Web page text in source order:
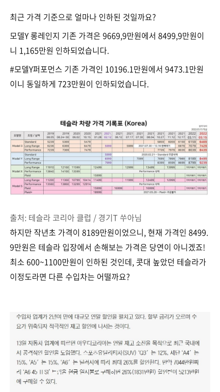
최근 가격 기준으로 얼마나 인하된 것일까요?
모델Y 롱레인지 기존 가격은 9669,9만원에서 8499,9만원이
니 1,165만원 인하되었습니다.
#모델Y퍼포먼스 기존 가격인 10196.1만원에서 9473.1만원
이니 동일하게 723만원이 인하되었습니다.
출처: 테슬라 코리아 클럽 / 경기T 쑤아님
하지만 작년초 가격이 8189만원이었으니, 현재 가격인 8499.
9만원은 테슬라 입장에서 손해보는 가격은 당연이 아니겠죠!
최소 600~1100만원이 인하된 것인데, 콧대 높았던 테슬라가
이정도라면 다른 수입차는 어떨까요?